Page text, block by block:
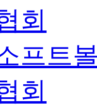
회
프트
회